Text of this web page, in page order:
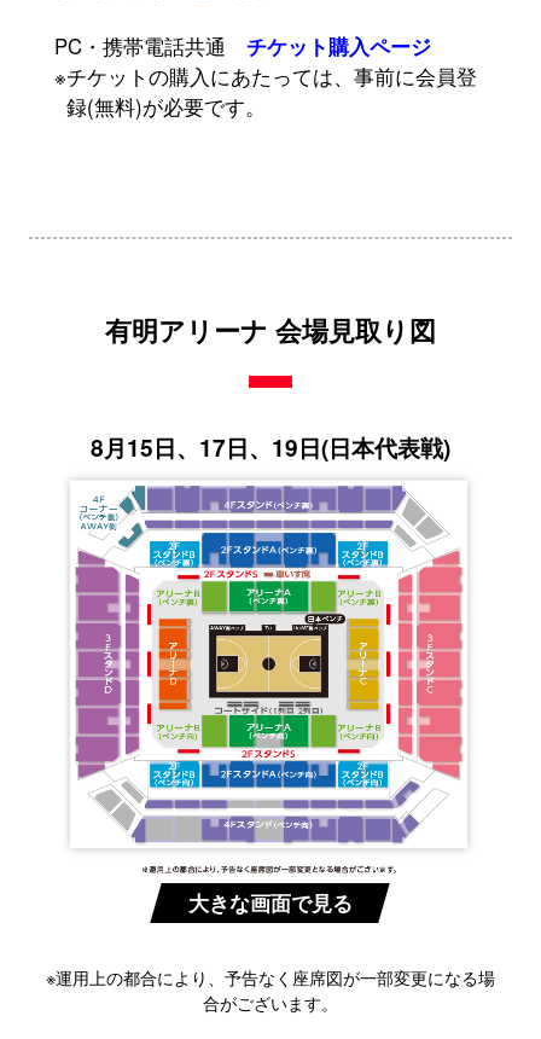
PC・携帯電話共通チケット購入ページ
※チケットの購入にあたっては、事前に会員登
録(無料)が必要です。
有明アリーナ 会場見取り図
8月15日、17日、19日(日本代表戦)
大きな画面で見る
※運用上の都合により、予告なく座席図が一部変更になる場
合がございます。